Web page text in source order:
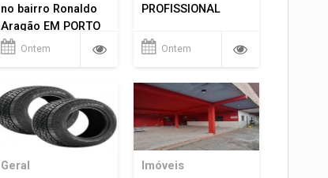
no bairro Ronaldo
Aragão EM PORTO
VELHO RO.
Ontem
PROFISSIONAL
Ontem
Geral Imóveis